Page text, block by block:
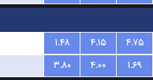
۱.۴۸ ۴.۱۵
۴.۷۵
۳.۸۰ ۴.۰۰
۱.۶۹